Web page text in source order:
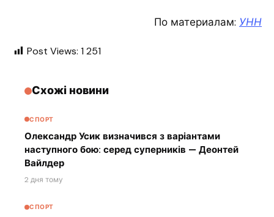
По материалам: УНН
Post Views: 1 251
Схожі новини
СПОРТ
Олександр Усик визначився з варіантами
наступного бою: серед суперників — Деонтей
Вайлдер
2 дня тому
СПОРТ